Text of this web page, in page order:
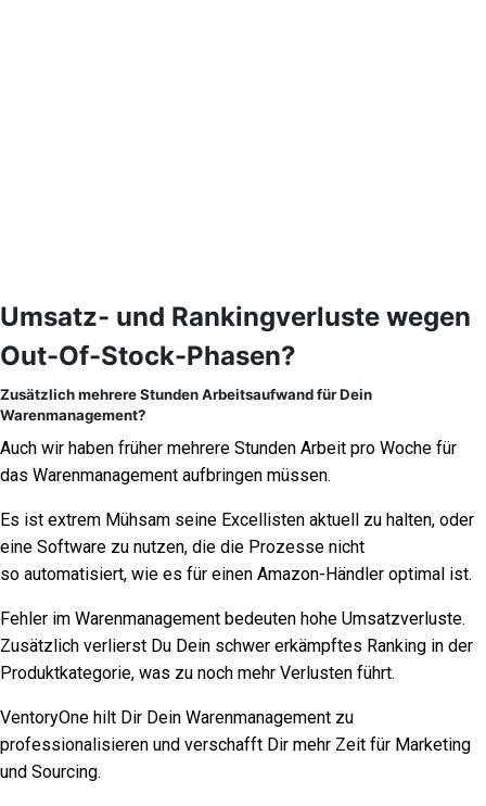
Umsatz- und Rankingverluste wegen
Out-Of-Stock-Phasen?
Zusätzlich mehrere Stunden Arbeitsaufwand für Dein
Warenmanagement?
Auch wir haben früher mehrere Stunden Arbeit pro Woche für
das Warenmanagement aufbringen müssen.
Es ist extrem Mühsam seine Excellisten aktuell zu halten, oder
eine Software zu nutzen, die die Prozesse nicht
so automatisiert, wie es für einen Amazon-Händler optimal ist.
Fehler im Warenmanagement bedeuten hohe Umsatzverluste.
Zusätzlich verlierst Du Dein schwer erkämpftes Ranking in der
Produktkategorie, was zu noch mehr Verlusten führt.
VentoryOne hilt Dir Dein Warenmanagement zu
professionalisieren und verschafft Dir mehr Zeit für Marketing
und Sourcing.